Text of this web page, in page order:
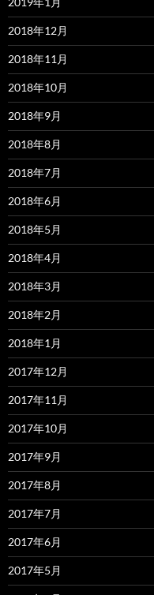
2018年12月
2018年11月
2018年10月
2018年9月
2018年8月
2018年7月
2018年6月
2018年5月
2018年4月
2018年3月
2018年2月
2018年1月
2017年12月
2017年11月
2017年10月
2017年9月
2017年8月
2017年7月
2017年6月
2017年5月